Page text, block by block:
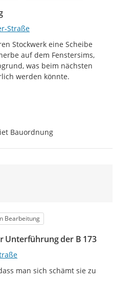
Straße
Stockwerk eine Scheibe
auf dem Fenstersims,
was beim nächsten
werden könnte.
Bauordnung
Bearbeitung
Unterführung der B 173
man sich schämt sie zu